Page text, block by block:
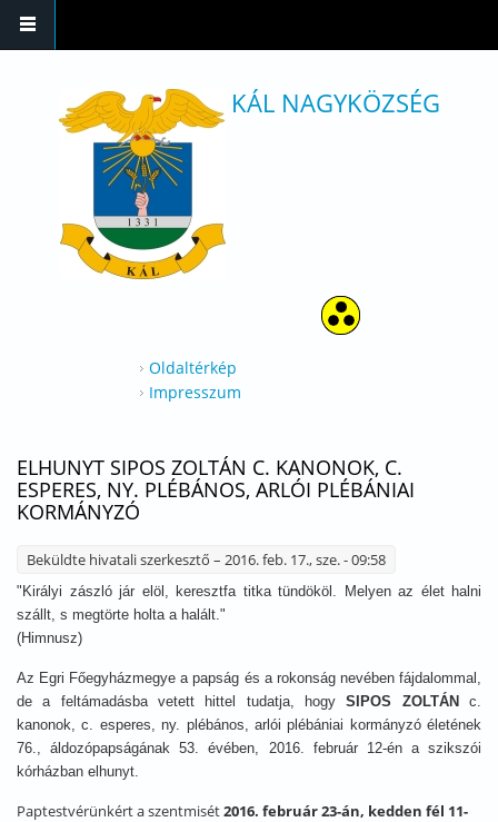
KÁL NAGYKÖZSÉG
Oldaltérkép
Impresszum
ELHUNYT SIPOS ZOLTÁN C. KANONOK, C.
ESPERES, NY. PLÉBÁNOS, ARLÓI PLÉBÁNIAI
KORMÁNYZÓ
Beküldte hivatali szerkesztő – 2016. feb. 17., sze. - 09:58
"Királyi zászló jár elöl, keresztfa titka tündököl. Melyen az élet halni
szállt, s megtörte holta a halált."
(Himnusz)
Az Egri Főegyházmegye a papság és a rokonság nevében fájdalommal,
de a feltámadásba vetett hittel tudatja, hogySIPOS ZOLTÁNc.
kanonok, c. esperes, ny. plébános, arlói plébániai kormányzó életének
76., áldozópapságának 53. évében, 2016. február 12-én a szikszói
kórházban elhunyt.
Paptestvérünkért a szentmisét2016. február 23-án, kedden fél 11-